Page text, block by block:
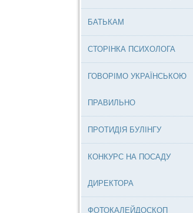
БАТЬКАМ
СТОРІНКА ПСИХОЛОГА
ГОВОРІМО УКРАЇНСЬКОЮ
ПРАВИЛЬНО
ПРОТИДІЯ БУЛІНГУ
КОНКУРС НА ПОСАДУ
ДИРЕКТОРА
ФОТОКАЛЕЙДОСКОП